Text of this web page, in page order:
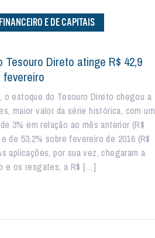
E DE CAPITAIS
Tesouro Direto atinge R$ 42,9
fevereiro
o estoque do Tesouro Direto chegou a
maior valor da série histórica, com um
3% em relação ao mês anterior (R$
de 53,2% sobre fevereiro de 2016 (R$
aplicações, por sua vez, chegaram a
e os resgates, a R$ […]